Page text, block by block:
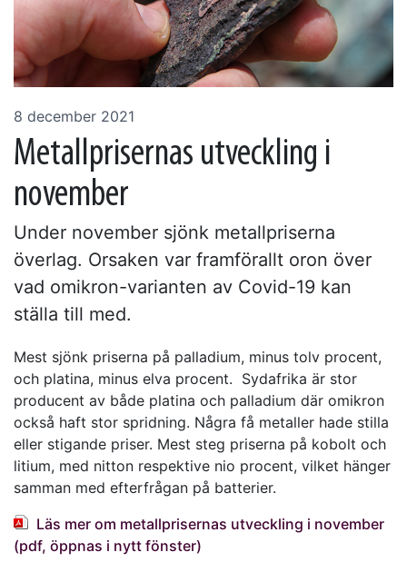
8 december 2021
Metallprisernas utveckling i
november
Under november sjönk metallpriserna
överlag. Orsaken var framförallt oron över
vad omikron-varianten av Covid-19 kan
ställa till med.
Mest sjönk priserna på palladium, minus tolv procent,
och platina, minus elva procent. Sydafrika är stor
producent av både platina och palladium där omikron
också haft stor spridning. Några få metaller hade stilla
eller stigande priser. Mest steg priserna på kobolt och
litium, med nitton respektive nio procent, vilket hänger
samman med efterfrågan på batterier.
Läs mer om metallprisernas utveckling i november
(pdf, öppnas i nytt fönster)